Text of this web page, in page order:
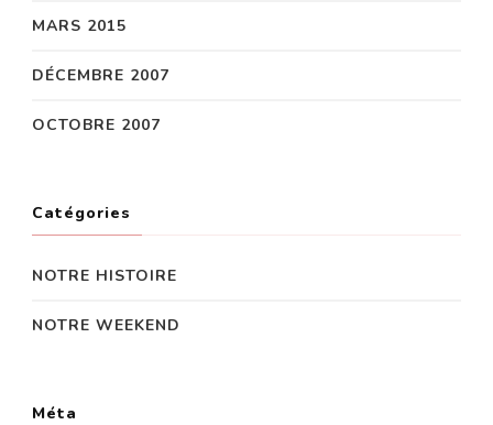
MARS 2015
DÉCEMBRE 2007
OCTOBRE 2007
Catégories
NOTRE HISTOIRE
NOTRE WEEKEND
Méta